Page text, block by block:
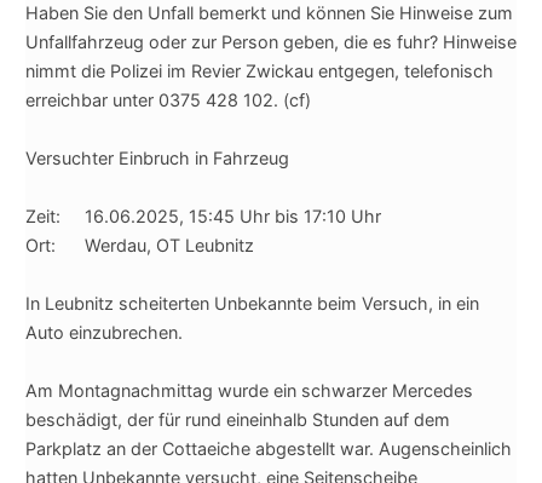
Haben Sie den Unfall bemerkt und können Sie Hinweise zum
Unfallfahrzeug oder zur Person geben, die es fuhr? Hinweise
nimmt die Polizei im Revier Zwickau entgegen, telefonisch
erreichbar unter 0375 428 102. (cf)
Versuchter Einbruch in Fahrzeug
Zeit: 16.06.2025, 15:45 Uhr bis 17:10 Uhr
Ort: Werdau, OT Leubnitz
In Leubnitz scheiterten Unbekannte beim Versuch, in ein
Auto einzubrechen.
Am Montagnachmittag wurde ein schwarzer Mercedes
beschädigt, der für rund eineinhalb Stunden auf dem
Parkplatz an der Cottaeiche abgestellt war. Augenscheinlich
hatten Unbekannte versucht, eine Seitenscheibe